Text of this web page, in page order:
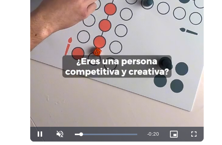
Pause Unmute Loaded:
100.00%
Remaining
-0:20
Picture-
in-
Fullscreen